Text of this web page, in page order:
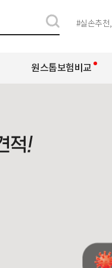
#실손추천,
원스톱보험비교